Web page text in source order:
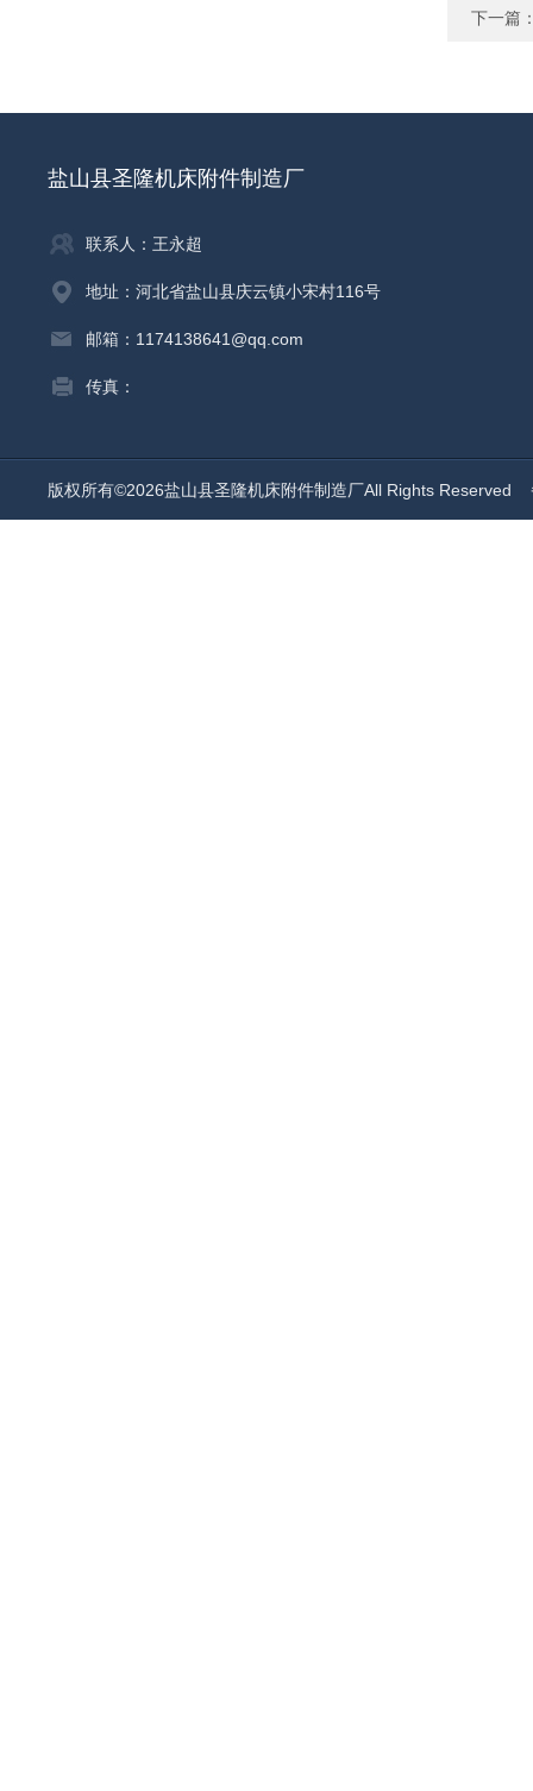
下一篇
盐山县圣隆机床附件制造厂
联系人：王永超
地址：河北省盐山县庆云镇小宋村116号
邮箱：1174138641@qq.com
传真：
版权所有©2026盐山县圣隆机床附件制造厂All Rights Reserved